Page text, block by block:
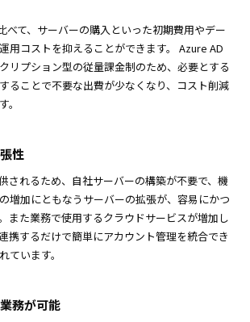
べて、サーバーの購入といった初期費用やデー
用コストを抑えることができます。 Azure AD
リプション型の従量課金制のため、必要とする
ることで不要な出費が少なくなり、コスト削減
性
されるため、自社サーバーの構築が不要で、機
増加にともなうサーバーの拡張が、容易にかつ
また業務で使用するクラウドサービスが増加し
携するだけで簡単にアカウント管理を統合でき
ています。
務が可能